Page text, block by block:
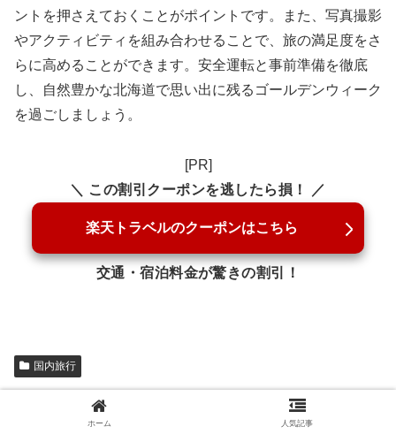
ントを押さえておくことがポイントです。また、写真撮影
やアクティビティを組み合わせることで、旅の満足度をさ
らに高めることができます。安全運転と事前準備を徹底
し、自然豊かな北海道で思い出に残るゴールデンウィーク
を過ごしましょう。
[PR]
＼ この割引クーポンを逃したら損！ ／
楽天トラベルのクーポンはこちら
交通・宿泊料金が驚きの割引！
国内旅行
ホーム 人気記事